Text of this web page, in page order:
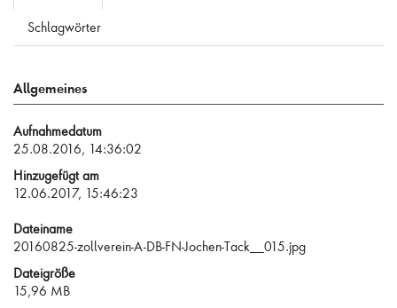
Schlagwörter
Allgemeines
Aufnahmedatum
25.08.2016, 14:36:02
Hinzugefügt am
12.06.2017, 15:46:23
Dateiname
20160825-zollverein-A-DB-FN-Jochen-Tack__015.jpg
Dateigröße
15,96 MB